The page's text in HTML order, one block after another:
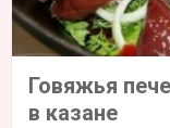
Говяжья
в казане